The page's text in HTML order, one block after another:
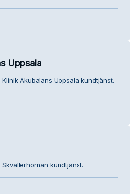
Uppsala
Akubalans Uppsala kundtjänst.
kundtjänst.